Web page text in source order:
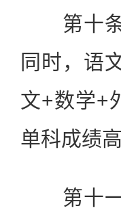
第十条
同时，语
文+数学+
单科成绩
第十一